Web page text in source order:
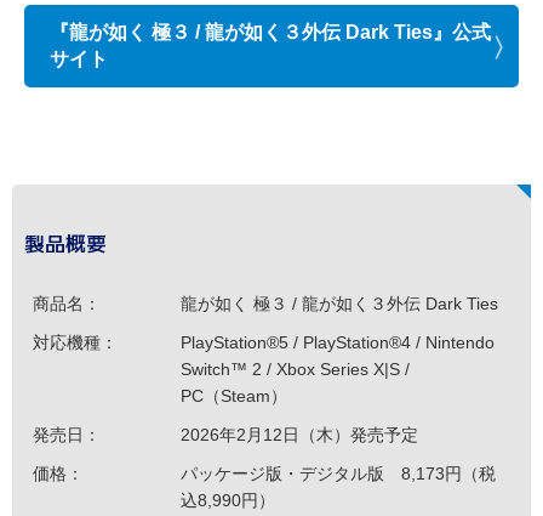
『龍が如く 極３ / 龍が如く３外伝 Dark Ties』公式
サイト
製品概要
商品名：
龍が如く 極３ / 龍が如く３外伝 Dark Ties
対応機種：
PlayStation®5 / PlayStation®4 / Nintendo
Switch™ 2 / Xbox Series X|S /
PC（Steam）
発売日：
2026年2月12日（木）発売予定
価格：
パッケージ版・デジタル版 8,173円（税
込8,990円）